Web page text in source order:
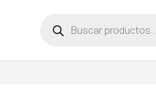
productos